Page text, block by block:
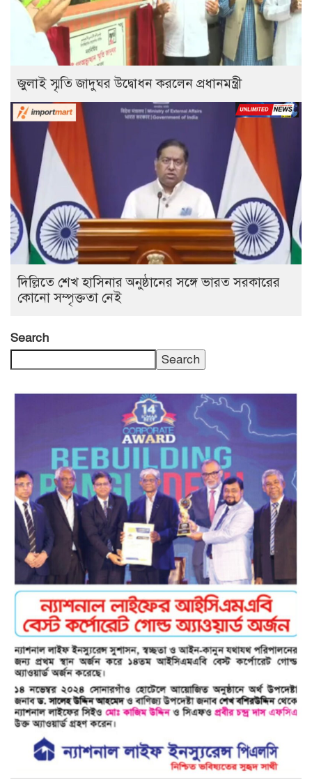
জুলাই স্মৃতি জাদুঘর উদ্বোধন করলেন প্রধানমন্ত্রী
দিল্লিতে শেখ হাসিনার অনুষ্ঠানের সঙ্গে ভারত সরকারের
কোনো সম্পৃক্ততা নেই
Search
Search